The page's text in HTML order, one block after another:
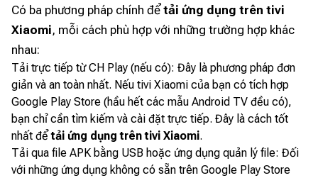
Có ba phương pháp chính đểtải ứng dụng trên tivi
Xiaomi, mỗi cách phù hợp với những trường hợp khác
nhau:
Tải trực tiếp từ CH Play (nếu có): Đây là phương pháp đơn
giản và an toàn nhất. Nếu tivi Xiaomi của bạn có tích hợp
Google Play Store (hầu hết các mẫu Android TV đều có),
bạn chỉ cần tìm kiếm và cài đặt trực tiếp. Đây là cách tốt
nhất đểtải ứng dụng trên tivi Xiaomi.
Tải qua file APK bằng USB hoặc ứng dụng quản lý file: Đối
với những ứng dụng không có sẵn trên Google Play Store